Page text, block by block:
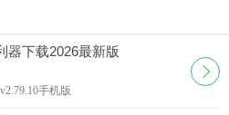
器下载2026最新版
v2.79.10手机版